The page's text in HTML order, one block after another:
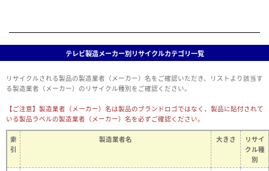
テレビ製造メーカー別リサイクルカテゴリ一覧
リサイクルされる製品の製造業者（メーカー）名をご確認いただき、リストより該当す
る製造業者（メーカー）のリサイクル種別をご確認ください。
【ご注意】製造業者（メーカー）名は製品のブランドロゴではなく、製品に貼付されて
いる製品ラベルの製造業者（メーカー）名を必ずご確認ください。
索
引
製造業者名 大きさ
リサイ
クル種
別